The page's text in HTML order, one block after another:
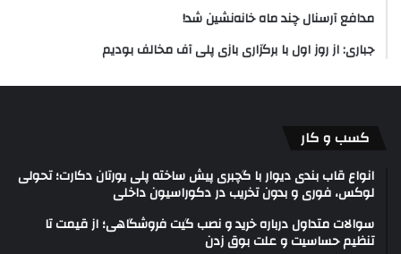
مدافع آرسنال چند ماه خانه‌نشین شد!
جباری: از روز اول با برگزاری بازی پلی آف مخالف بودیم
کسب و کار
انواع قاب بندی دیوار با گچبری پیش ساخته پلی یورتان دکارت؛ تحولی
لوکس، فوری و بدون تخریب در دکوراسیون داخلی
سوالات متداول درباره خرید و نصب گیت فروشگاهی؛ از قیمت تا
تنظیم حساسیت و علت بوق زدن